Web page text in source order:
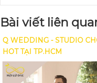
Bài viết liên
Q WEDDING - STUDIO
HOT TẠI TP.HCM